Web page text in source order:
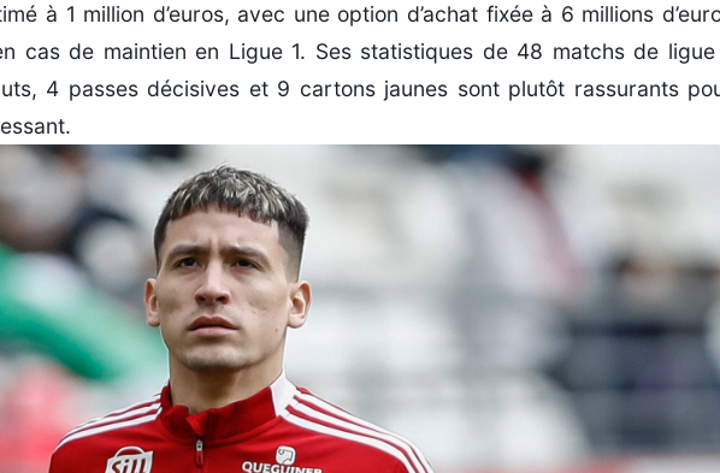
à 1 million d’euros, avec une option d’achat fixée à 6 millions
cas de maintien en Ligue 1. Ses statistiques de 48 matchs de ligue
4 passes décisives et 9 cartons jaunes sont plutôt rassurants